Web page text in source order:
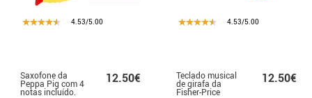
4.53/5.00
Saxofone da
Peppa Pig com 4
notas incluído.
12.50€
4.53/5.00
Teclado musical
de girafa da
Fisher-Price
12.50€